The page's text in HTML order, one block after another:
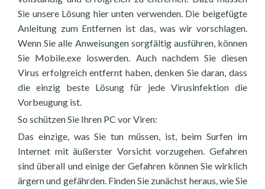
Sie unsere Lösung hier unten verwenden. Die beigefügte
Anleitung zum Entfernen ist das, was wir vorschlagen.
Wenn Sie alle Anweisungen sorgfältig ausführen, können
Sie Mobile.exe loswerden. Auch nachdem Sie diesen
Virus erfolgreich entfernt haben, denken Sie daran, dass
die einzig beste Lösung für jede Virusinfektion die
Vorbeugung ist.
So schützen Sie Ihren PC vor Viren:
Das einzige, was Sie tun müssen, ist, beim Surfen im
Internet mit äußerster Vorsicht vorzugehen. Gefahren
sind überall und einige der Gefahren können Sie wirklich
ärgern und gefährden. Finden Sie zunächst heraus, wie Sie